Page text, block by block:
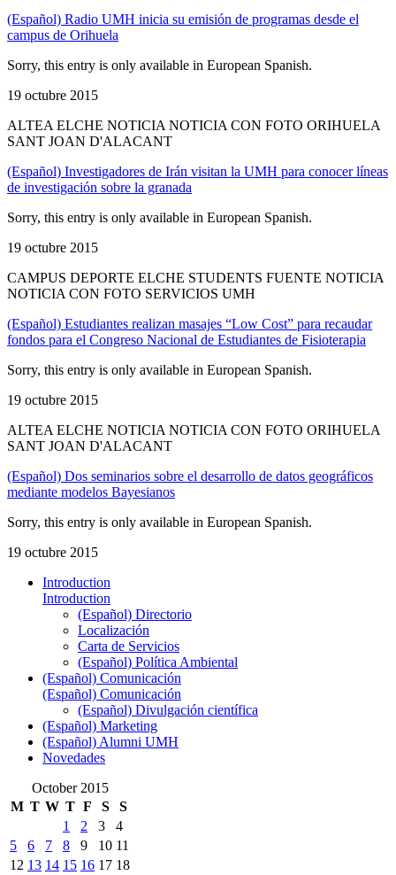
(Español) Radio UMH inicia su emisión de programas desde el
campus de Orihuela
Sorry, this entry is only available in European Spanish.
19 octubre 2015
ALTEA ELCHE NOTICIA NOTICIA CON FOTO ORIHUELA
SANT JOAN D'ALACANT
(Español) Investigadores de Irán visitan la UMH para conocer líneas
de investigación sobre la granada
Sorry, this entry is only available in European Spanish.
19 octubre 2015
CAMPUS DEPORTE ELCHE STUDENTS FUENTE NOTICIA
NOTICIA CON FOTO SERVICIOS UMH
(Español) Estudiantes realizan masajes “Low Cost” para recaudar
fondos para el Congreso Nacional de Estudiantes de Fisioterapia
Sorry, this entry is only available in European Spanish.
19 octubre 2015
ALTEA ELCHE NOTICIA NOTICIA CON FOTO ORIHUELA
SANT JOAN D'ALACANT
(Español) Dos seminarios sobre el desarrollo de datos geográficos
mediante modelos Bayesianos
Sorry, this entry is only available in European Spanish.
19 octubre 2015
Introduction
Introduction
(Español) Directorio
Localización
Carta de Servicios
(Español) Política Ambiental
(Español) Comunicación
(Español) Comunicación
(Español) Divulgación científica
(Español) Marketing
(Español) Alumni UMH
Novedades
October 2015
M T W T F S
S
1
2 3
4
5
6 7 8 9 10 11
12 13 14 15 16 17 18